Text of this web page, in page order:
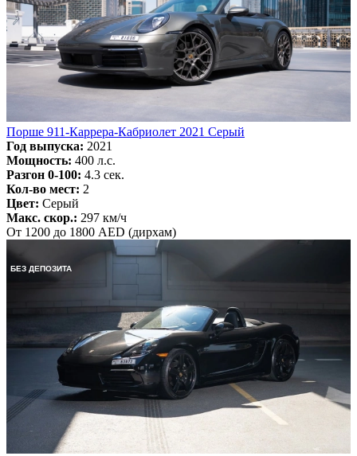
Порше 911-Каррера-Кабриолет 2021 Серый
Год выпуска: 2021
Мощность: 400 л.с.
Разгон 0-100: 4.3 сек.
Кол-во мест: 2
Цвет: Серый
Макс. скор.: 297 км/ч
От 1200 до 1800 AED (дирхам)
БЕЗ ДЕПОЗИТА